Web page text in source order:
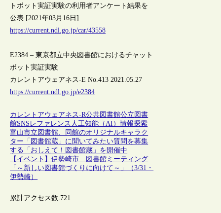
トボット実証実験の利用者アンケート結果を
公表 [2021年03月16日]
https://current.ndl.go.jp/car/43558
E2384 – 東京都立中央図書館におけるチャット
ボット実証実験
カレントアウェアネス-E No.413 2021.05.27
https://current.ndl.go.jp/e2384
カレントアウェアネス-R公共図書館公立図書
館SNS レファレンス 人工知能（AI）情報探索
富山市立図書館、同館のオリジナルキャラク
ター「図書館蔵」に聞いてみたい質問を募集
する「おしえて！図書館蔵」を開催中
【イベント】伊勢崎市 図書館ミーティング
「～新しい図書館づくりに向けて～」（3/31・
伊勢崎）
累計アクセス数:721